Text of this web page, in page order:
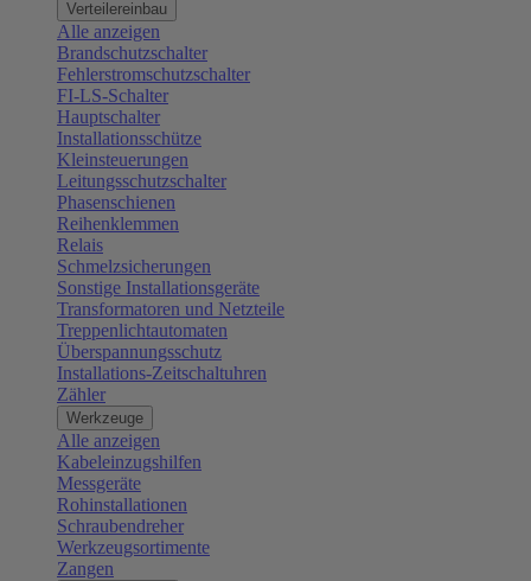
Verteilereinbau
Alle anzeigen
Brandschutzschalter
Fehlerstromschutzschalter
FI-LS-Schalter
Hauptschalter
Installationsschütze
Kleinsteuerungen
Leitungsschutzschalter
Phasenschienen
Reihenklemmen
Relais
Schmelzsicherungen
Sonstige Installationsgeräte
Transformatoren und Netzteile
Treppenlichtautomaten
Überspannungsschutz
Installations-Zeitschaltuhren
Zähler
Werkzeuge
Alle anzeigen
Kabeleinzugshilfen
Messgeräte
Rohinstallationen
Schraubendreher
Werkzeugsortimente
Zangen